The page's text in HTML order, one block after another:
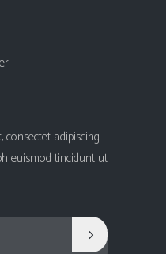
adipiscing
euismod tincidunt ut